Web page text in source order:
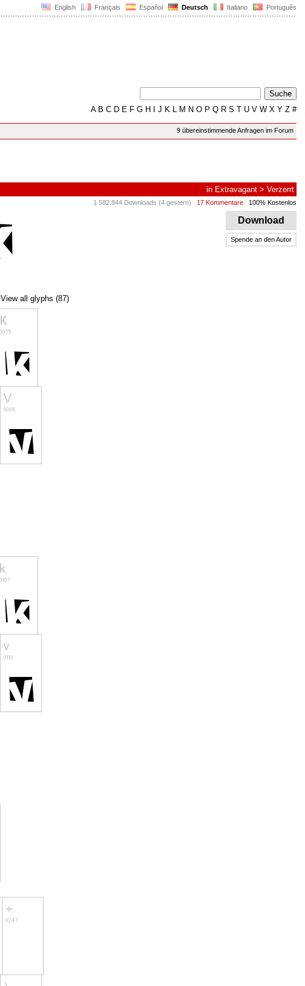
English Français Español Deutsch Italiano Português
AB C D E F G H J K L M N O P Q R S T U V W X Y Z #
9 übereinstimmende Anfragen im Forum
in Extravagant > Verzerrt
1.582.844 Downloads (4 gestern) 17 Kommentare 100% Kostenlos
Download
Spende an den Autor
View all glyphs (87)